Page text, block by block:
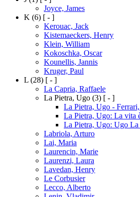
Joyce, James
K (6) [ - ]
Kerouac, Jack
Kistemaeckers, Henry
Klein, William
Kokoschka, Oscar
Kounellis, Jannis
Kruger, Paul
L (28) [ - ]
La Capria, Raffaele
La Pietra, Ugo (3) [ - ]
La Pietra, Ugo -
La Pietra, Ugo: La vita
La Pietra, Ugo: Ugo La
Labriola, Arturo
Lai, Maria
Laurencin, Marie
Laurenzi, Laura
Lavedan, Henry
Le Corbusier
Lecco, Alberto